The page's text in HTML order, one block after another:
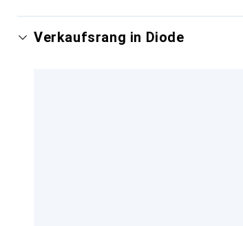
Verkaufsrang in Diode